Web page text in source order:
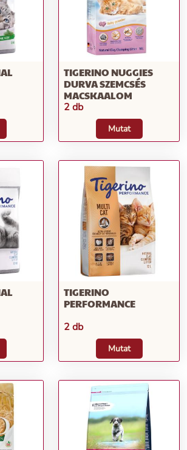
TIGERINO NUGGIES
DURVA SZEMCSÉS
MACSKAALOM
2 db
Mutat
TIGERINO
PERFORMANCE
2 db
Mutat